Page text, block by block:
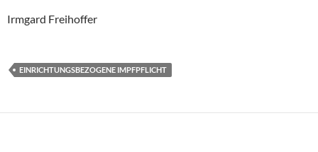
Irmgard Freihoffer
EINRICHTUNGSBEZOGENE IMPFPFLICHT